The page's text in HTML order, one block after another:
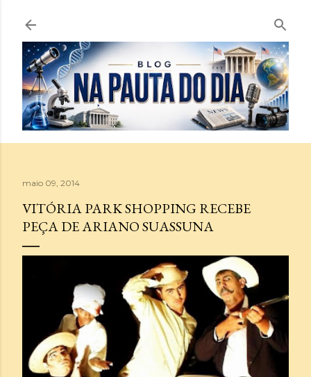
Pular para o conteúdo principal
maio 09, 2014
VITÓRIA PARK SHOPPING RECEBE
PEÇA DE ARIANO SUASSUNA